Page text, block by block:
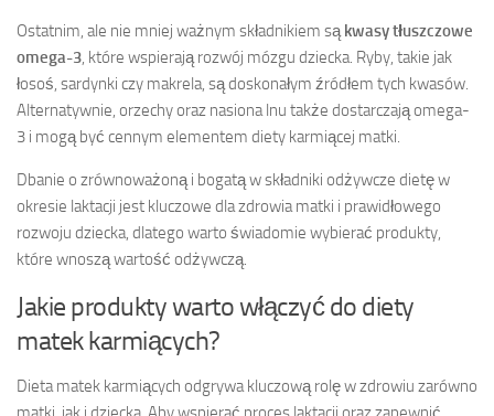
Ostatnim, ale nie mniej ważnym składnikiem sąkwasy tłuszczowe
omega-3, które wspierają rozwój mózgu dziecka. Ryby, takie jak
łosoś, sardynki czy makrela, są doskonałym źródłem tych kwasów.
Alternatywnie, orzechy oraz nasiona lnu także dostarczają omega-
3 i mogą być cennym elementem diety karmiącej matki.
Dbanie o zrównoważoną i bogatą w składniki odżywcze dietę w
okresie laktacji jest kluczowe dla zdrowia matki i prawidłowego
rozwoju dziecka, dlatego warto świadomie wybierać produkty,
które wnoszą wartość odżywczą.
Jakie produkty warto włączyć do diety
matek karmiących?
Dieta matek karmiących odgrywa kluczową rolę w zdrowiu zarówno